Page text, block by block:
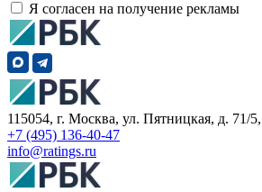
Я согласен на получение рекламы
115054, г. Москва, ул. Пятницкая, д. 71/
+7 (495) 136-40-47
info@ratings.ru